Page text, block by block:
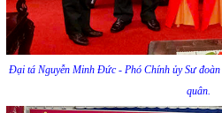
Đại tá Nguyễn Minh Đức - Phó Chính ủy Sư
quân.